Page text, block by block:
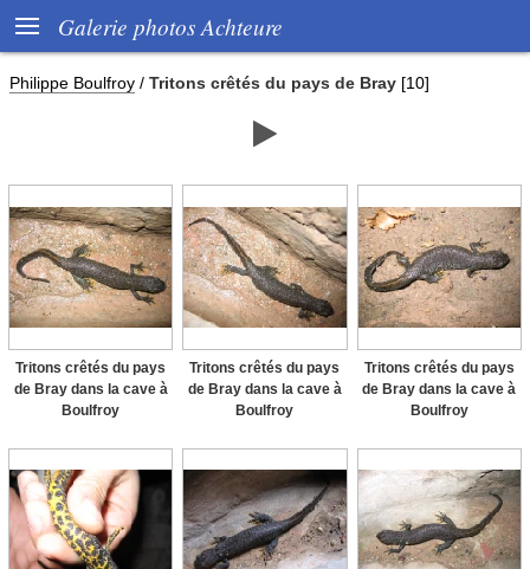
 Galerie photos Achteure
Philippe Boulfroy / Tritons crêtés du pays de Bray [10]

Tritons crêtés du pays
de Bray dans la cave à
Boulfroy
Tritons crêtés du pays
de Bray dans la cave à
Boulfroy
Tritons crêtés du pays
de Bray dans la cave à
Boulfroy